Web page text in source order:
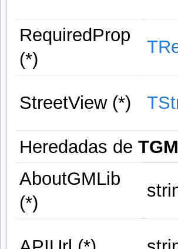
RequiredProp
(*)
StreetView (*)
Heredadas de
AboutGMLib
(*)